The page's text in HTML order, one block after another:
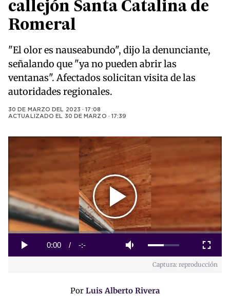
callejón Santa Catalina de
Romeral
"El olor es nauseabundo", dijo la denunciante,
señalando que "ya no pueden abrir las
ventanas". Afectados solicitan visita de las
autoridades regionales.
30 DE MARZO DEL 2023 · 17:08
ACTUALIZADO EL 30 DE MARZO · 17:39
Play
Video
Play Mute
Current
0:00 / Duration
-:-
Loaded:
Fullscreen
Captura: reproducción
Por Luis Alberto Rivera